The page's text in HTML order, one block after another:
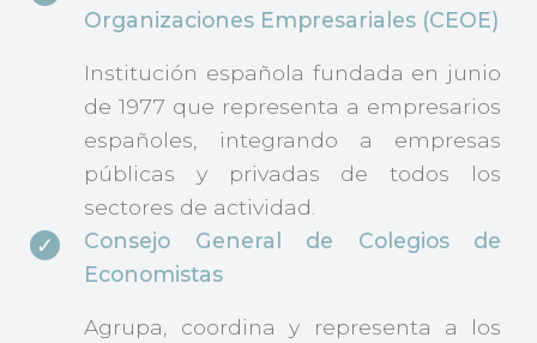
Organizaciones Empresariales (CEOE)
Institución española fundada en junio
de 1977 que representa a empresarios
españoles, integrando a empresas
públicas y privadas de todos los
sectores de actividad.
Consejo General de Colegios de
Economistas
Agrupa, coordina y representa a los